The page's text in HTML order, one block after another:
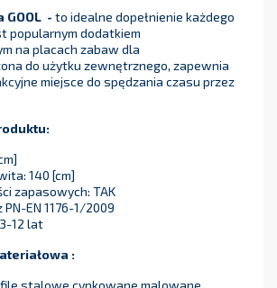
GOOL - to idealne dopełnienie każdego
popularnym dodatkiem
na placach zabaw dla
do użytku zewnętrznego, zapewnia
miejsce do spędzania czasu przez
140 [cm]
zapasowych: TAK
EN 1176-1/2009
12 lat
: